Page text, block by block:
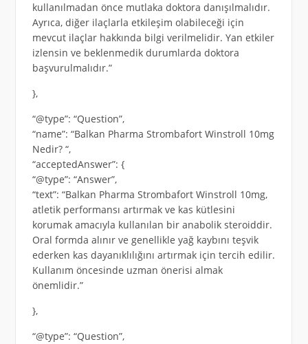
kullanılmadan önce mutlaka doktora danışılmalıdır.
Ayrıca, diğer ilaçlarla etkileşim olabileceği için
mevcut ilaçlar hakkında bilgi verilmelidir. Yan etkiler
izlensin ve beklenmedik durumlarda doktora
başvurulmalıdır.”
},
“@type”: “Question”,
“name”: “Balkan Pharma Strombafort Winstroll 10mg
Nedir? “,
“acceptedAnswer”: {
“@type”: “Answer”,
“text”: “Balkan Pharma Strombafort Winstroll 10mg,
atletik performansı artırmak ve kas kütlesini
korumak amacıyla kullanılan bir anabolik steroiddir.
Oral formda alınır ve genellikle yağ kaybını teşvik
ederken kas dayanıklılığını artırmak için tercih edilir.
Kullanım öncesinde uzman önerisi almak
önemlidir.”
},
“@type”: “Question”,